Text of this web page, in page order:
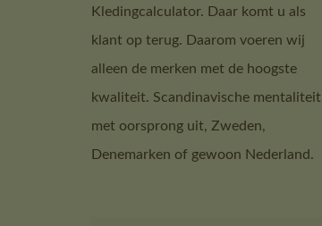
Kledingcalculator. Daar komt u als
klant op terug. Daarom voeren wij
alleen de merken met de hoogste
kwaliteit. Scandinavische mentaliteit
met oorsprong uit, Zweden,
Denemarken of gewoon Nederland.